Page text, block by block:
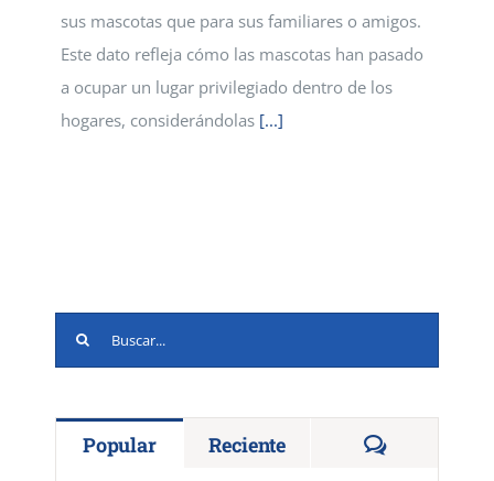
sus mascotas que para sus familiares o amigos.
Este dato refleja cómo las mascotas han pasado
a ocupar un lugar privilegiado dentro de los
hogares, considerándolas [...]
Buscar:
Popular Reciente